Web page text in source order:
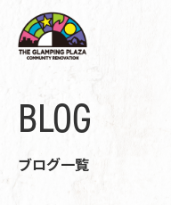
BLOG
ブログ一覧